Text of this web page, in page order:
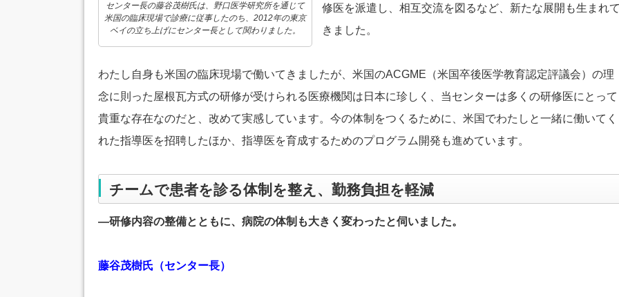
センター長の藤谷茂樹氏は、野口医学研究所を通じて
米国の臨床現場で診療に従事したのち、2012年の東京
ベイの立ち上げにセンター長として関わりました。
修医を派遣し、相互交流を図るなど、新たな展開も生まれ
きました。
わたし自身も米国の臨床現場で働いてきましたが、米国のACGME（米国卒後医学教育認定評議会）の理
念に則った屋根瓦方式の研修が受けられる医療機関は日本に珍しく、当センターは多くの研修医にとって
貴重な存在なのだと、改めて実感しています。今の体制をつくるために、米国でわたしと一緒に働いてく
れた指導医を招聘したほか、指導医を育成するためのプログラム開発も進めています。
チームで患者を診る体制を整え、勤務負担を軽減
―研修内容の整備とともに、病院の体制も大きく変わったと伺いました。
藤谷茂樹氏（センター長）